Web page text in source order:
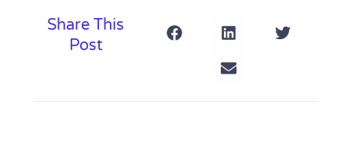
Share This
Post